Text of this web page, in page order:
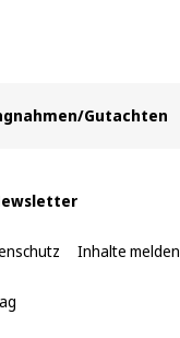
Gutachten
Inhalte melden